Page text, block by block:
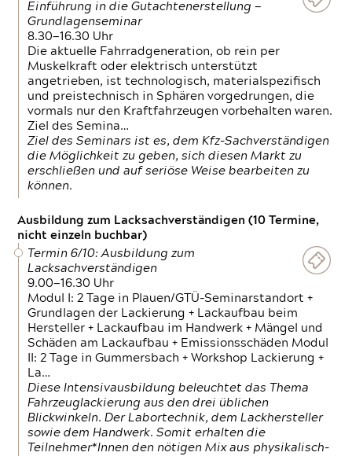
Einführung in die Gutachtenerstellung —
Grundlagenseminar
8.30—16.30 Uhr
Die aktuelle Fahrradgeneration, ob rein per
Muskelkraft oder elektrisch unterstützt
angetrieben, ist technologisch, materialspezifisch
und preistechnisch in Sphären vorgedrungen, die
vormals nur den Kraftfahrzeugen vorbehalten waren.
Ziel des Semina…
Ziel des Seminars ist es, dem Kfz-Sachverständigen
die Möglichkeit zu geben, sich diesen Markt zu
erschließen und auf seriöse Weise bearbeiten zu
können.
Ausbildung zum Lacksachverständigen (10 Termine,
nicht einzeln buchbar)
Termin 6/10: Ausbildung zum
Lacksachverständigen
9.00—16.30 Uhr
Modul I: 2 Tage in Plauen/GTÜ-Seminarstandort +
Grundlagen der Lackierung + Lackaufbau beim
Hersteller + Lackaufbau im Handwerk + Mängel und
Schäden am Lackaufbau + Emissionsschäden Modul
II: 2 Tage in Gummersbach + Workshop Lackierung +
La…
Diese Intensivausbildung beleuchtet das Thema
Fahrzeuglackierung aus den drei üblichen
Blickwinkeln. Der Labortechnik, dem Lackhersteller
sowie dem Handwerk. Somit erhalten die
Teilnehmer*Innen den nötigen Mix aus physikalisch-